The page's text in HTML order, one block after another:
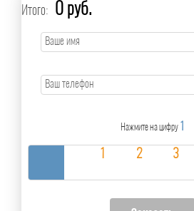
Итого: 0 руб.
Нажмите на цифру 1